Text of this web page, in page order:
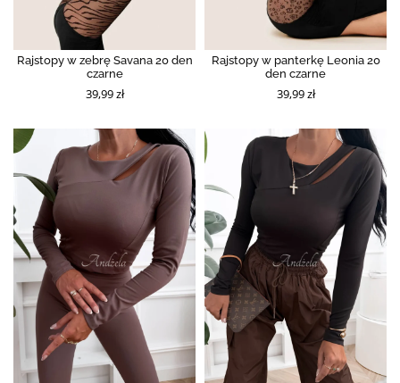
Rajstopy w zebrę Savana 20 den
czarne
39,99 zł
Rajstopy w panterkę Leonia 20
den czarne
39,99 zł